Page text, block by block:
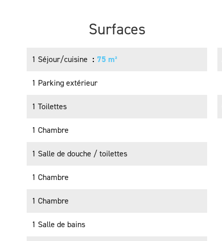
Surfaces
1 Séjour/cuisine 75 m²
1 Parking extérieur
1 Toilettes
1 Chambre
1 Salle de douche / toilettes
1 Chambre
1 Chambre
1 Salle de bains